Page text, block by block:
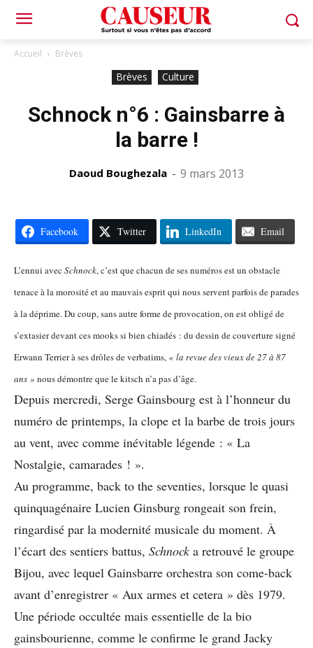
Accueil Brèves
Brèves Culture
Schnock n°6 : Gainsbarre à
la barre !
Daoud Boughezala - 9 mars 2013
Facebook Twitter LinkedIn Email
L’ennui avec Schnock, c’est que chacun de ses numéros est un obstacle
tenace à la morosité et au mauvais esprit qui nous servent parfois de parades
à la déprime. Du coup, sans autre forme de provocation, on est obligé de
s’extasier devant ces mooks si bien chiadés : du dessin de couverture signé
Erwann Terrier à ses drôles de verbatims, « la revue des vieux de 27 à 87
ans » nous démontre que le kitsch n’a pas d’âge.
Depuis mercredi, Serge Gainsbourg est à l’honneur du
numéro de printemps, la clope et la barbe de trois jours
au vent, avec comme inévitable légende : « La
Nostalgie, camarades ! ».
Au programme, back to the seventies, lorsque le quasi
quinquagénaire Lucien Ginsburg rongeait son frein,
ringardisé par la modernité musicale du moment. À
l’écart des sentiers battus, Schnock a retrouvé le groupe
Bijou, avec lequel Gainsbarre orchestra son come-back
avant d’enregistrer « Aux armes et cetera » dès 1979.
Une période occultée mais essentielle de la bio
gainsbourienne, comme le confirme le grand Jacky